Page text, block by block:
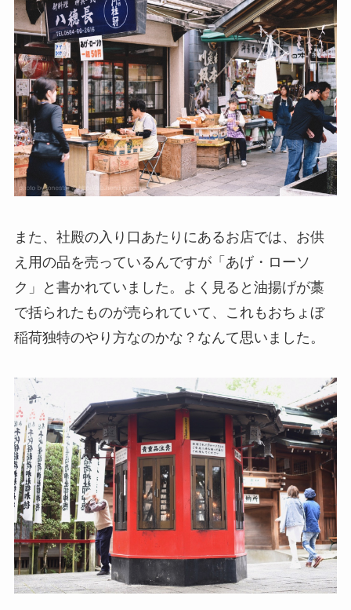
また、社殿の入り口あたりにあるお店では、お供
え用の品を売っているんですが「あげ・ローソ
ク」と書かれていました。よく見ると油揚げが藁
で括られたものが売られていて、これもおちょぼ
稲荷独特のやり方なのかな？なんて思いました。